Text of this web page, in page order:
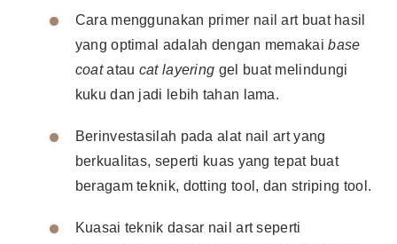
Cara menggunakan primer nail art buat hasil
yang optimal adalah dengan memakaibase
coatatau cat layering gel buat melindungi
kuku dan jadi lebih tahan lama.
Berinvestasilah pada alat nail art yang
berkualitas, seperti kuas yang tepat buat
beragam teknik, dotting tool, dan striping tool.
Kuasai teknik dasar nail art seperti